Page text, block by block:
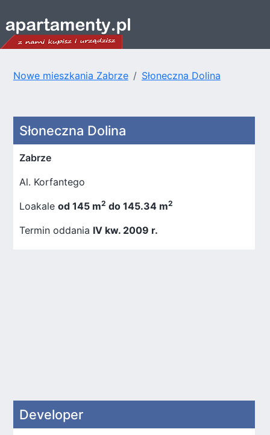
Nowe mieszkania Zabrze Słoneczna Dolina
Słoneczna Dolina
Zabrze
Al. Korfantego
Loakaleod 145 m2 do 145.34 m2
Termin oddania IV kw. 2009 r.
Developer